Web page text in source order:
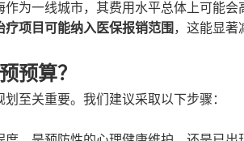
为一线城市，其费用水平总体上可能会
疗项目可能纳入医保报销范围 ，这能显著
预算？
至关重要。我们建议采取以下步骤：